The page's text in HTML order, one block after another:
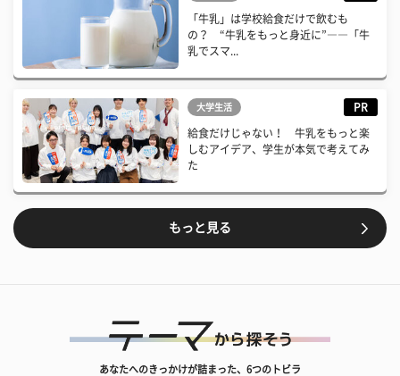
「牛乳」は学校給食だけで飲むも
の？ “牛乳をもっと身近に”――「牛
乳でスマ...
大学生活 PR
給食だけじゃない！ 牛乳をもっと楽
しむアイデア、学生が本気で考えてみ
た
もっと見る
あなたへのきっかけが詰まった、6つのトビラ